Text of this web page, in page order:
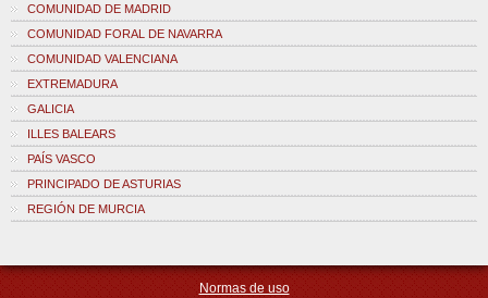
COMUNIDAD DE MADRID
COMUNIDAD FORAL DE NAVARRA
COMUNIDAD VALENCIANA
EXTREMADURA
GALICIA
ILLES BALEARS
PAÍS VASCO
PRINCIPADO DE ASTURIAS
REGIÓN DE MURCIA
Normas de uso